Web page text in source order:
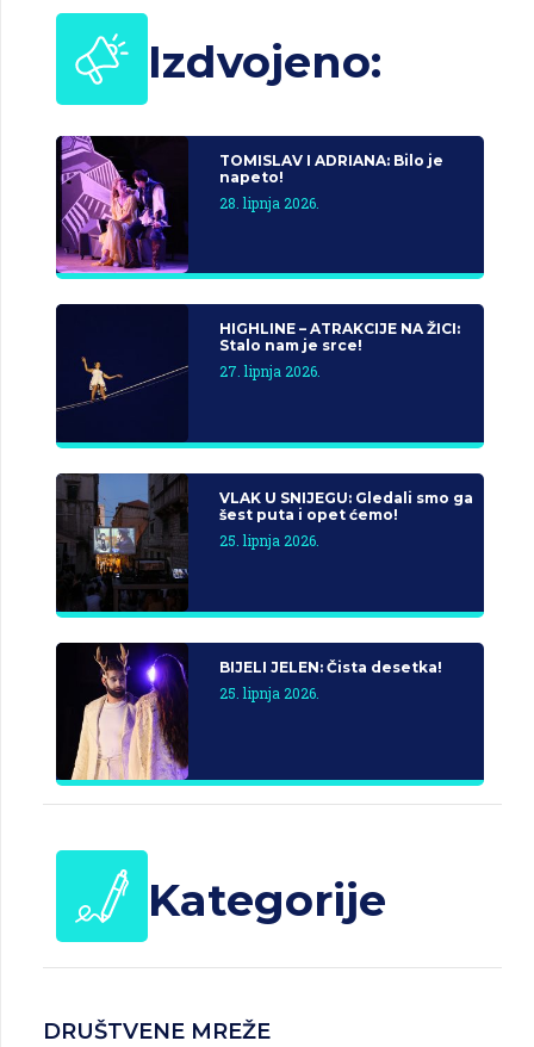
Izdvojeno:
TOMISLAV I ADRIANA: Bilo je
napeto!
28. lipnja 2026.
HIGHLINE – ATRAKCIJE NA ŽICI:
Stalo nam je srce!
27. lipnja 2026.
VLAK U SNIJEGU: Gledali smo ga
šest puta i opet ćemo!
25. lipnja 2026.
BIJELI JELEN: Čista desetka!
25. lipnja 2026.
Kategorije
DRUŠTVENE MREŽE